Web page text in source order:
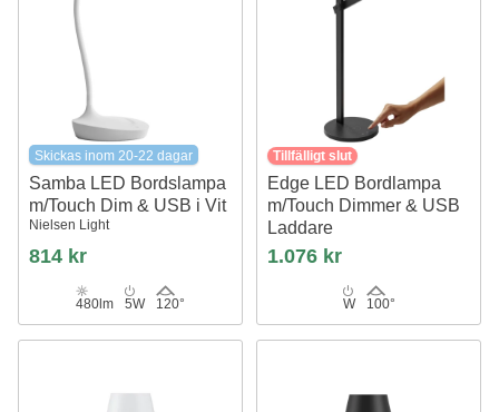
Skickas inom 20-22 dagar
Samba LED Bordslampa
m/Touch Dim & USB i Vit
Nielsen Light
814 kr
480lm 5W 120°
Tillfälligt slut
Edge LED Bordlampa
m/Touch Dimmer & USB
Laddare
Nielsen Light
1.076 kr
W 100°